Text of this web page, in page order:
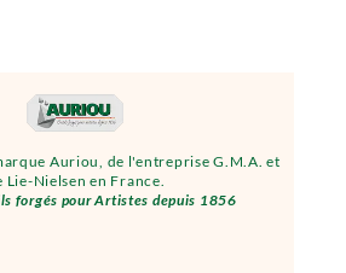
Auriou, de l'entreprise G.M.A. et
Lie-Nielsen en France.
forgés pour Artistes depuis 1856